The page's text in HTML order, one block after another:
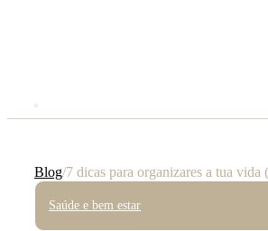
Blog/7 dicas para organizares a tua vida
Saúde e bem estar